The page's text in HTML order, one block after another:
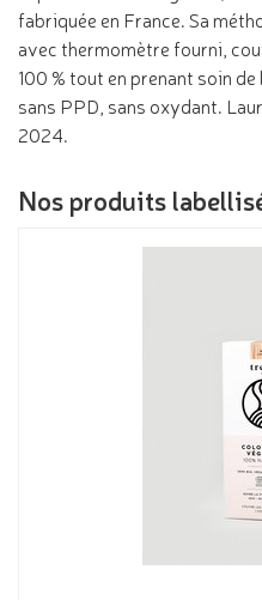
fabriquée en France. Sa
avec thermomètre fourni,
100 % tout en prenant soin
sans PPD, sans oxydant.
2024.
Nos produits